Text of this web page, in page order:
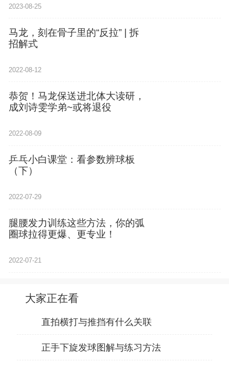
2023-08-25
马龙，刻在骨子里的“反拉” | 拆
招解式
2022-08-12
恭贺！马龙保送进北体大读研，
成刘诗雯学弟~或将退役
2022-08-09
乒乓小白课堂：看参数辨球板
（下）
2022-07-29
腿腰发力训练这些方法，你的弧
圈球拉得更爆、更专业！
2022-07-21
大家正在看
直拍横打与推挡有什么关联
正手下旋发球图解与练习方法